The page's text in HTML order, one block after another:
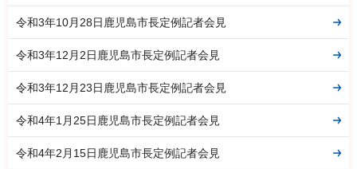
令和3年10月28日鹿児島市長定例記者会見
令和3年12月2日鹿児島市長定例記者会見
令和3年12月23日鹿児島市長定例記者会見
令和4年1月25日鹿児島市長定例記者会見
令和4年2月15日鹿児島市長定例記者会見